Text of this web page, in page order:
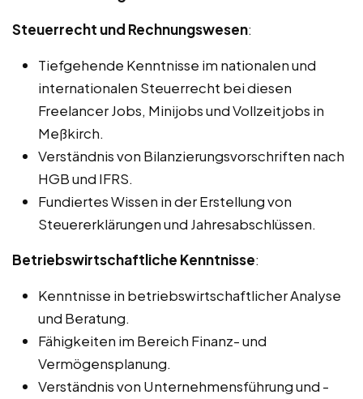
Steuerrecht und Rechnungswesen:
Tiefgehende Kenntnisse im nationalen und
internationalen Steuerrecht bei diesen
Freelancer Jobs, Minijobs und Vollzeitjobs in
Meßkirch.
Verständnis von Bilanzierungsvorschriften nach
HGB und IFRS.
Fundiertes Wissen in der Erstellung von
Steuererklärungen und Jahresabschlüssen.
Betriebswirtschaftliche Kenntnisse:
Kenntnisse in betriebswirtschaftlicher Analyse
und Beratung.
Fähigkeiten im Bereich Finanz- und
Vermögensplanung.
Verständnis von Unternehmensführung und -